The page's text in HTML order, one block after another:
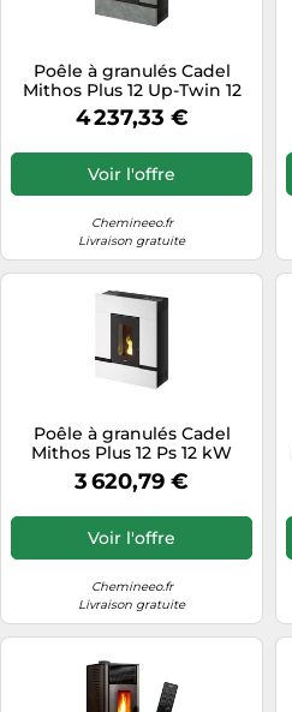
Poêle à granulés Cadel
Mithos Plus 12 Up-Twin 12
kW Stéatite
4 237,33 €
Voir l'offre
Chemineeo.fr
Livraison gratuite
Poêle à granulés Cadel
Mithos Plus 12 Ps 12 kW
Acier Blanc
3 620,79 €
Voir l'offre
Chemineeo.fr
Livraison gratuite